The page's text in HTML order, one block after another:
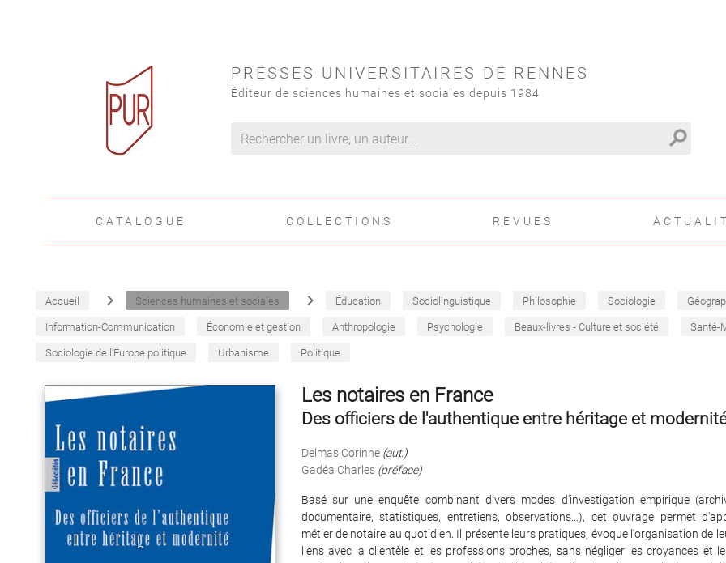
PRESSES UNIVERSITAIRES DE RENNES
Éditeur de sciences humaines et sociales depuis 1984
search
CATALOGUE COLLECTIONS REVUES
Accueil navigate_next Sciences humaines et sociales navigate_next Éducation Sociolinguistique Philosophie Sociologie
Information-Communication Économie et gestion Anthropologie Psychologie Beaux-livres - Culture et société Santé-
Sociologie de l'Europe politique Urbanisme Politique
Les notaires en France
Des officiers de l'authentique entre héritage et
Delmas Corinne (aut.)
Gadéa Charles (préface)
Basé sur une enquête combinant divers modes d'investigation empirique
documentaire, statistiques, entretiens, observations…), cet ouvrage permet
métier de notaire au quotidien. Il présente leurs pratiques, évoque l'organisation de
liens avec la clientèle et les professions proches, sans négliger les croyances et